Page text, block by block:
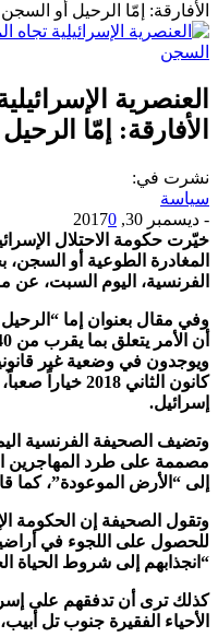
الأفارقة: إمّا الرحيل أو السجن
العنصرية
الأفارقة: إمّا
نشرت في:
سياسة
- ديسمبر 30, 2017
0
خيّرت حكومة الاحتلال
المغادرة الطوعية أو
الفرنسية، اليوم السبت،
وفي مقال بعنوان إما
ويوجدون في وضعية غير
كانون الثاني
إسرائيل.
وتضيف الصحيفة الفرنسية
مصممة على طرد المهاجرين
إلى “الأرض الموعودة”، كما
وتقول الصحيفة إن الحكومة
للحصول على اللجوء في
“انجذابهم إلى شروط الحياة
كذلك ترى أن تدفقهم على
الأحياء الفقيرة جنوب تل